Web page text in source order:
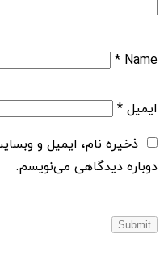
Name
*
ایمیل*
ذخیره نام، ایمیل و
دوباره دیدگاهی می‌نویسم.